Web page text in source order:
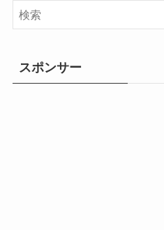
スポンサー